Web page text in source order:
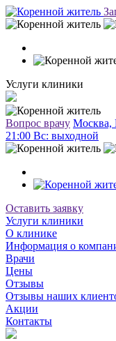
Услуги клиники
Вопрос врачу Москва,
21:00 Вc: выходной
Оставить заявку
Услуги клиники
О клинике
Информация о
Врачи
Цены
Отзывы
Отзывы наших
Акции
Контакты